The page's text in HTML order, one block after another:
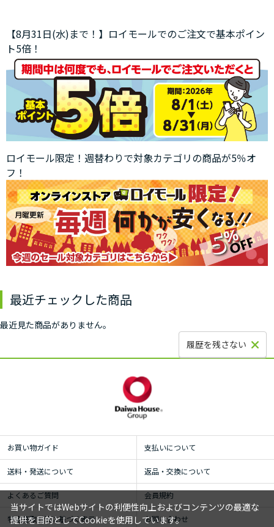
【8月31日(水)まで！】ロイモールでのご注文で基本ポイン
ト5倍！
ロイモール限定！週替わりで対象カテゴリの商品が5％オ
フ！
最近チェックした商品
最近見た商品がありません。
履歴を残さない
お買い物ガイド 支払いについて
送料・発送について 返品・交換について
よくあるご質問 会員規約
特定商取引法に基づく表示 お問い合わせ
当サイトではWebサイトの利便性向上およびコンテンツの最適な
提供を目的としてCookieを使用しています。